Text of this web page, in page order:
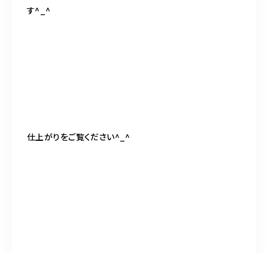
す^_^
仕上がりをご覧ください^_^